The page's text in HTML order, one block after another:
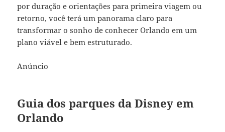
por duração e orientações para primeira viagem ou
retorno, você terá um panorama claro para
transformar o sonho de conhecer Orlando em um
plano viável e bem estruturado.
Anúncio
Guia dos parques da Disney em
Orlando